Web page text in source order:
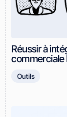
Réussir à
commerciale
Outils